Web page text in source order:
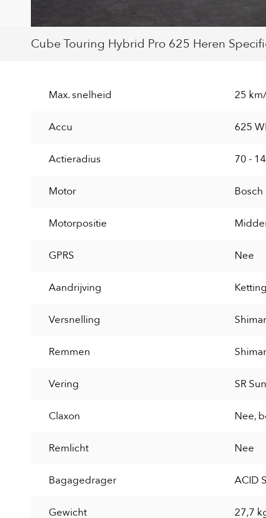
Cube Touring Hybrid Pro 625 Heren
Max. snelheid 25
Accu 625
Actieradius 70 -
Motor
Motorpositie
GPRS Nee
Aandrijving
Versnelling
Remmen
Vering SR
Claxon Nee,
Remlicht Nee
Bagagedrager ACID
Gewicht 27,7